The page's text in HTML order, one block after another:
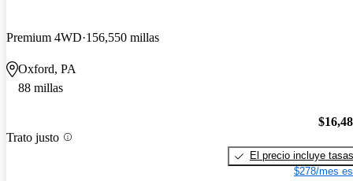
Premium 4WD 156,550 millas
Oxford, PA
88 millas
Trato justo
El precio incluye tasas
$278/mes